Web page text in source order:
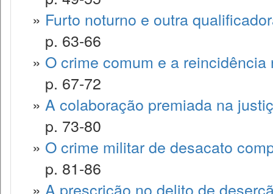
» Furto noturno e outra
p. 63-66
» O crime comum e a reincidência
p. 67-72
» A colaboração premiada na
p. 73-80
» O crime militar de desacato
p. 81-86
» A prescrição no delito de